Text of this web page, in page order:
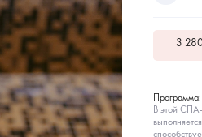
3 280
Программа:
В этой